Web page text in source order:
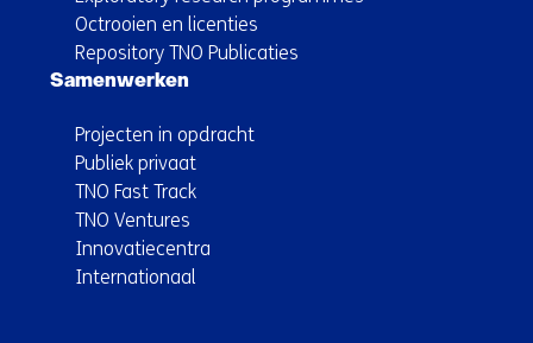
Octrooien en licenties
Repository TNO Publicaties
Samenwerken
Projecten in opdracht
Publiek privaat
TNO Fast Track
TNO Ventures
Innovatiecentra
Internationaal